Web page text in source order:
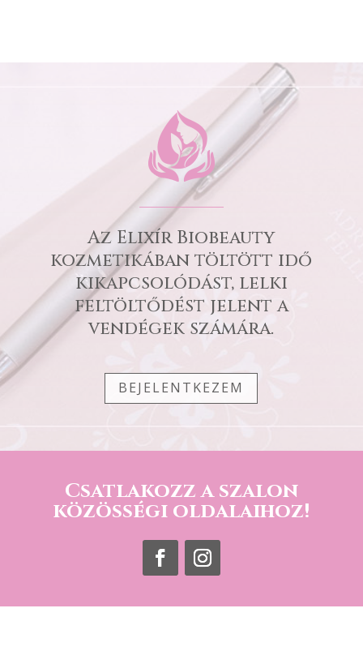
Az Elixír Biobeauty
kozmetikában töltött idő
kikapcsolódást, lelki
feltöltődést jelent a
vendégek számára.
BEJELENTKEZEM
Csatlakozz a szalon
közösségi oldalaihoz!